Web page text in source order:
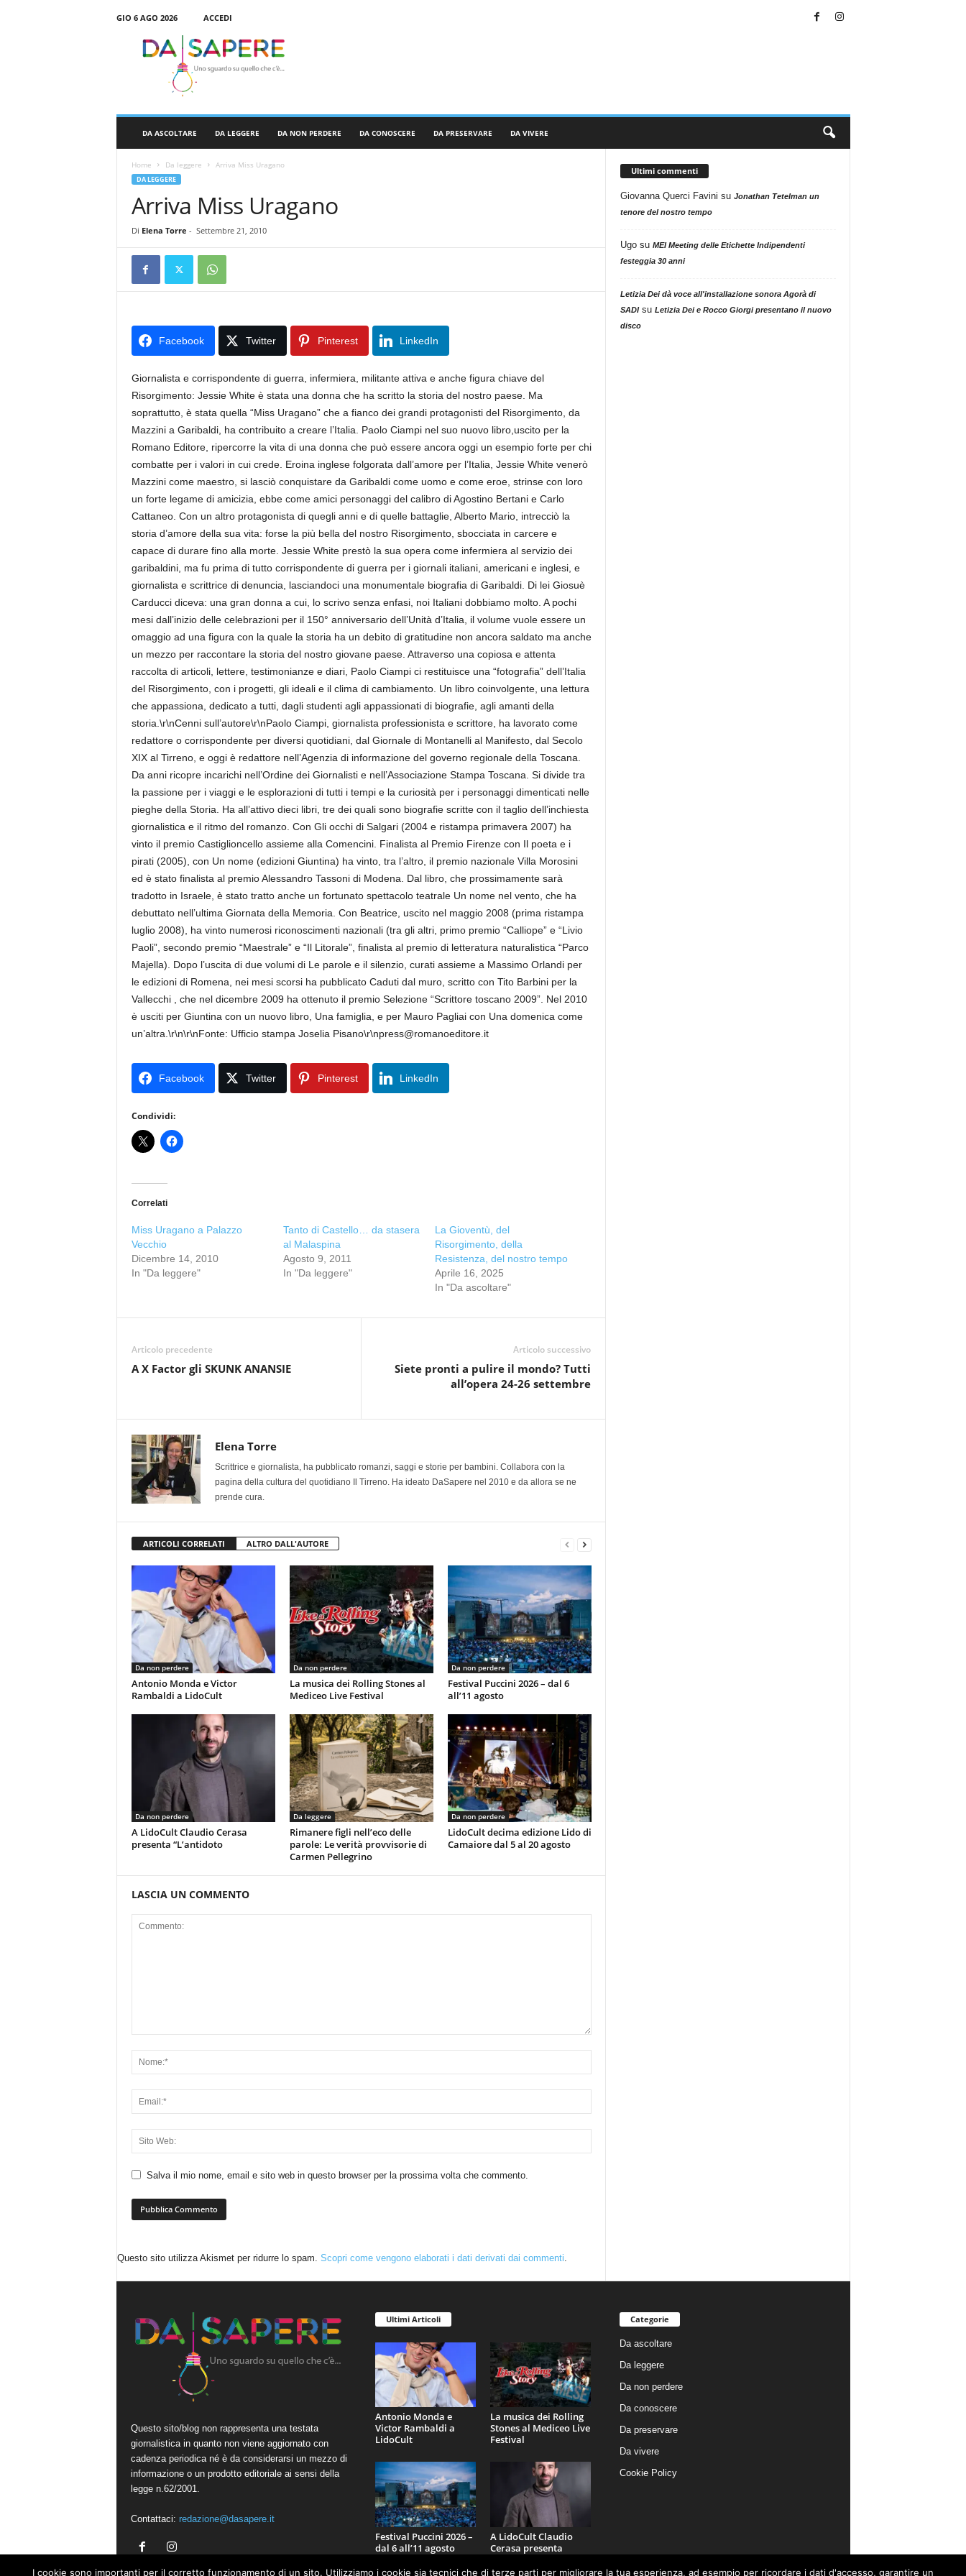
GIO 6 AGO 2026
ACCEDI
DA ASCOLTARE DA LEGGERE DA NON PERDERE DA CONOSCERE DA PRESERVARE DA VIVERE
Home Da leggere Arriva Miss Uragano
DA LEGGERE
Arriva Miss Uragano
Di Elena Torre - Settembre 21, 2010
Facebook Twitter Pinterest LinkedIn
Giornalista e corrispondente di guerra, infermiera, militante attiva e anche figura chiave del
Risorgimento: Jessie White è stata una donna che ha scritto la storia del nostro paese. Ma
soprattutto, è stata quella “Miss Uragano” che a fianco dei grandi protagonisti del Risorgimento, da
Mazzini a Garibaldi, ha contribuito a creare l’Italia. Paolo Ciampi nel suo nuovo libro,uscito per la
Romano Editore, ripercorre la vita di una donna che può essere ancora oggi un esempio forte per chi
combatte per i valori in cui crede. Eroina inglese folgorata dall’amore per l’Italia, Jessie White venerò
Mazzini come maestro, si lasciò conquistare da Garibaldi come uomo e come eroe, strinse con loro
un forte legame di amicizia, ebbe come amici personaggi del calibro di Agostino Bertani e Carlo
Cattaneo. Con un altro protagonista di quegli anni e di quelle battaglie, Alberto Mario, intrecciò la
storia d’amore della sua vita: forse la più bella del nostro Risorgimento, sbocciata in carcere e
capace di durare fino alla morte. Jessie White prestò la sua opera come infermiera al servizio dei
garibaldini, ma fu prima di tutto corrispondente di guerra per i giornali italiani, americani e inglesi, e
giornalista e scrittrice di denuncia, lasciandoci una monumentale biografia di Garibaldi. Di lei Giosuè
Carducci diceva: una gran donna a cui, lo scrivo senza enfasi, noi Italiani dobbiamo molto. A pochi
mesi dall’inizio delle celebrazioni per il 150° anniversario dell’Unità d’Italia, il volume vuole essere un
omaggio ad una figura con la quale la storia ha un debito di gratitudine non ancora saldato ma anche
un mezzo per raccontare la storia del nostro giovane paese. Attraverso una copiosa e attenta
raccolta di articoli, lettere, testimonianze e diari, Paolo Ciampi ci restituisce una “fotografia” dell’Italia
del Risorgimento, con i progetti, gli ideali e il clima di cambiamento. Un libro coinvolgente, una lettura
che appassiona, dedicato a tutti, dagli studenti agli appassionati di biografie, agli amanti della
storia.\r\nCenni sull’autore\r\nPaolo Ciampi, giornalista professionista e scrittore, ha lavorato come
redattore o corrispondente per diversi quotidiani, dal Giornale di Montanelli al Manifesto, dal Secolo
XIX al Tirreno, e oggi è redattore nell’Agenzia di informazione del governo regionale della Toscana.
Da anni ricopre incarichi nell’Ordine dei Giornalisti e nell’Associazione Stampa Toscana. Si divide tra
la passione per i viaggi e le esplorazioni di tutti i tempi e la curiosità per i personaggi dimenticati nelle
pieghe della Storia. Ha all’attivo dieci libri, tre dei quali sono biografie scritte con il taglio dell’inchiesta
giornalistica e il ritmo del romanzo. Con Gli occhi di Salgari (2004 e ristampa primavera 2007) ha
vinto il premio Castiglioncello assieme alla Comencini. Finalista al Premio Firenze con Il poeta e i
pirati (2005), con Un nome (edizioni Giuntina) ha vinto, tra l’altro, il premio nazionale Villa Morosini
ed è stato finalista al premio Alessandro Tassoni di Modena. Dal libro, che prossimamente sarà
tradotto in Israele, è stato tratto anche un fortunato spettacolo teatrale Un nome nel vento, che ha
debuttato nell’ultima Giornata della Memoria. Con Beatrice, uscito nel maggio 2008 (prima ristampa
luglio 2008), ha vinto numerosi riconoscimenti nazionali (tra gli altri, primo premio “Calliope” e “Livio
Paoli”, secondo premio “Maestrale” e “Il Litorale”, finalista al premio di letteratura naturalistica “Parco
Majella). Dopo l’uscita di due volumi di Le parole e il silenzio, curati assieme a Massimo Orlandi per
le edizioni di Romena, nei mesi scorsi ha pubblicato Caduti dal muro, scritto con Tito Barbini per la
Vallecchi , che nel dicembre 2009 ha ottenuto il premio Selezione “Scrittore toscano 2009”. Nel 2010
è usciti per Giuntina con un nuovo libro, Una famiglia, e per Mauro Pagliai con Una domenica come
un’altra.\r\n\r\nFonte: Ufficio stampa Joselia Pisano\r\npress@romanoeditore.it
Facebook Twitter Pinterest LinkedIn
Condividi:
Correlati
Miss Uragano a Palazzo
Vecchio
Dicembre 14, 2010
In "Da leggere"
Tanto di Castello… da stasera
al Malaspina
Agosto 9, 2011
In "Da leggere"
La Gioventù, del
Risorgimento, della
Resistenza, del nostro tempo
Aprile 16, 2025
In "Da ascoltare"
Articolo precedente
A X Factor gli SKUNK ANANSIE
Articolo successivo
Siete pronti a pulire il mondo? Tutti
all’opera 24-26 settembre
Elena Torre
Scrittrice e giornalista, ha pubblicato romanzi, saggi e storie per bambini. Collabora con la
pagina della cultura del quotidiano Il Tirreno. Ha ideato DaSapere nel 2010 e da allora se ne
prende cura.
ARTICOLI CORRELATI ALTRO DALL'AUTORE
Da non perdere
Antonio Monda e Victor
Rambaldi a LidoCult
Da non perdere
La musica dei Rolling Stones al
Mediceo Live Festival
Da non perdere
Festival Puccini 2026 – dal 6
all’11 agosto
Da non perdere
A LidoCult Claudio Cerasa
presenta “L’antidoto
Da leggere
Rimanere figli nell’eco delle
parole: Le verità provvisorie di
Carmen Pellegrino
Da non perdere
LidoCult decima edizione Lido di
Camaiore dal 5 al 20 agosto
LASCIA UN COMMENTO
Salva il mio nome, email e sito web in questo browser per la prossima volta che commento.
Questo sito utilizza Akismet per ridurre lo spam. Scopri come vengono elaborati i dati derivati dai commenti.
Ultimi commenti
Giovanna Querci Favini su Jonathan Tetelman un
tenore del nostro tempo
Ugosu MEI Meeting delle Etichette Indipendenti
festeggia 30 anni
Letizia Dei dà voce all'installazione sonora Agorà di
SADIsu Letizia Dei e Rocco Giorgi presentano il nuovo
disco
Questo sito/blog non rappresenta una testata
giornalistica in quanto non viene aggiornato con
cadenza periodica né è da considerarsi un mezzo di
informazione o un prodotto editoriale ai sensi della
legge n.62/2001.
Contattaci: redazione@dasapere.it
Ultimi Articoli
Antonio Monda e
Victor Rambaldi a
LidoCult
La musica dei Rolling
Stones al Mediceo Live
Festival
Festival Puccini 2026 –
dal 6 all’11 agosto
A LidoCult Claudio
Cerasa presenta
Categorie
Da ascoltare
Da leggere
Da non perdere
Da conoscere
Da preservare
Da vivere
Cookie Policy
I cookie sono importanti per il corretto funzionamento di un sito. Utilizziamo i cookie sia tecnici che di terze parti per migliorare la tua esperienza, ad esempio per ricordare i dati d'accesso, garantire un